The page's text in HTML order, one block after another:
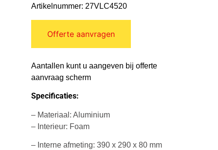
Artikelnummer: 27VLC4520
Offerte aanvragen
Aantallen kunt u aangeven bij offerte
aanvraag scherm
Specificaties:
– Materiaal: Aluminium
– Interieur: Foam
– Interne afmeting: 390 x 290 x 80 mm